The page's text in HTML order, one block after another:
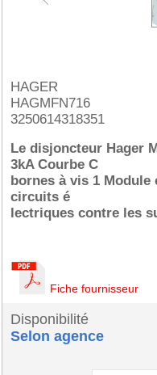
HAGER
HAGMFN716
3250614318351
Le disjoncteur Hager
3kA Courbe C
bornes à vis 1
circuits é
lectriques contre les
Fiche fournisseur
Disponibilité
Selon agence